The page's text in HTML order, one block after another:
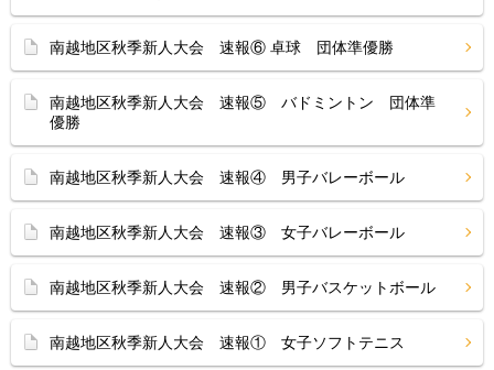
南越地区秋季新人大会 速報⑥ 卓球 団体準優勝
南越地区秋季新人大会 速報⑤ バドミントン 団体準
優勝
南越地区秋季新人大会 速報④ 男子バレーボール
南越地区秋季新人大会 速報③ 女子バレーボール
南越地区秋季新人大会 速報② 男子バスケットボール
南越地区秋季新人大会 速報① 女子ソフトテニス